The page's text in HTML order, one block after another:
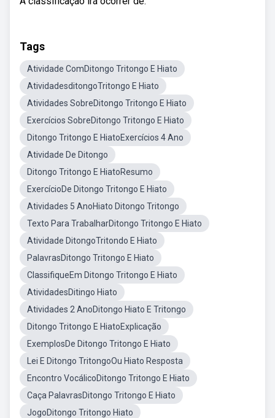
Tags
Atividade ComDitongo Tritongo E Hiato
AtividadesditongoTritongo E Hiato
Atividades SobreDitongo Tritongo E Hiato
Exercícios SobreDitongo Tritongo E Hiato
Ditongo Tritongo E HiatoExercícios 4 Ano
Atividade De Ditongo
Ditongo Tritongo E HiatoResumo
ExercícioDe Ditongo Tritongo E Hiato
Atividades 5 AnoHiato Ditongo Tritongo
Texto Para TrabalharDitongo Tritongo E Hiato
Atividade DitongoTritondo E Hiato
PalavrasDitongo Tritongo E Hiato
ClassifiqueEm Ditongo Tritongo E Hiato
AtividadesDitingo Hiato
Atividades 2 AnoDitongo Hiato E Tritongo
Ditongo Tritongo E HiatoExplicação
ExemplosDe Ditongo Tritongo E Hiato
Lei E Ditongo TritongoOu Hiato Resposta
Encontro VocálicoDitongo Tritongo E Hiato
Caça PalavrasDitongo Tritongo E Hiato
JogoDitongo Tritongo Hiato